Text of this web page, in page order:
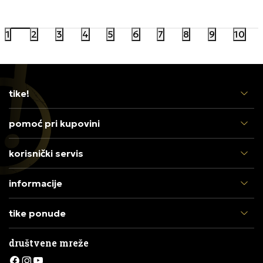
1 2 3 4 5 6 7 8 9 10
tike!
pomoć pri kupovini
korisnički servis
informacije
tike ponude
društvene mreže